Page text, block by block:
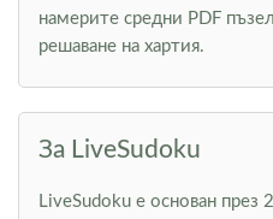
намерите средни PDF
решаване на хартия.
За LiveSudoku
LiveSudoku е основан през